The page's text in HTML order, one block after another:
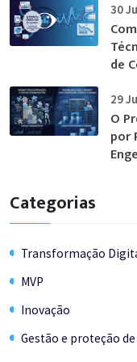
30
de
29
O
por
Categorias
Transformação
MVP
Inovação
Gestão e proteção